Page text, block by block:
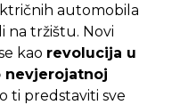
automobila
na tržištu. Novi
kao revolucija u
nevjerojatnoj
ti predstaviti sve